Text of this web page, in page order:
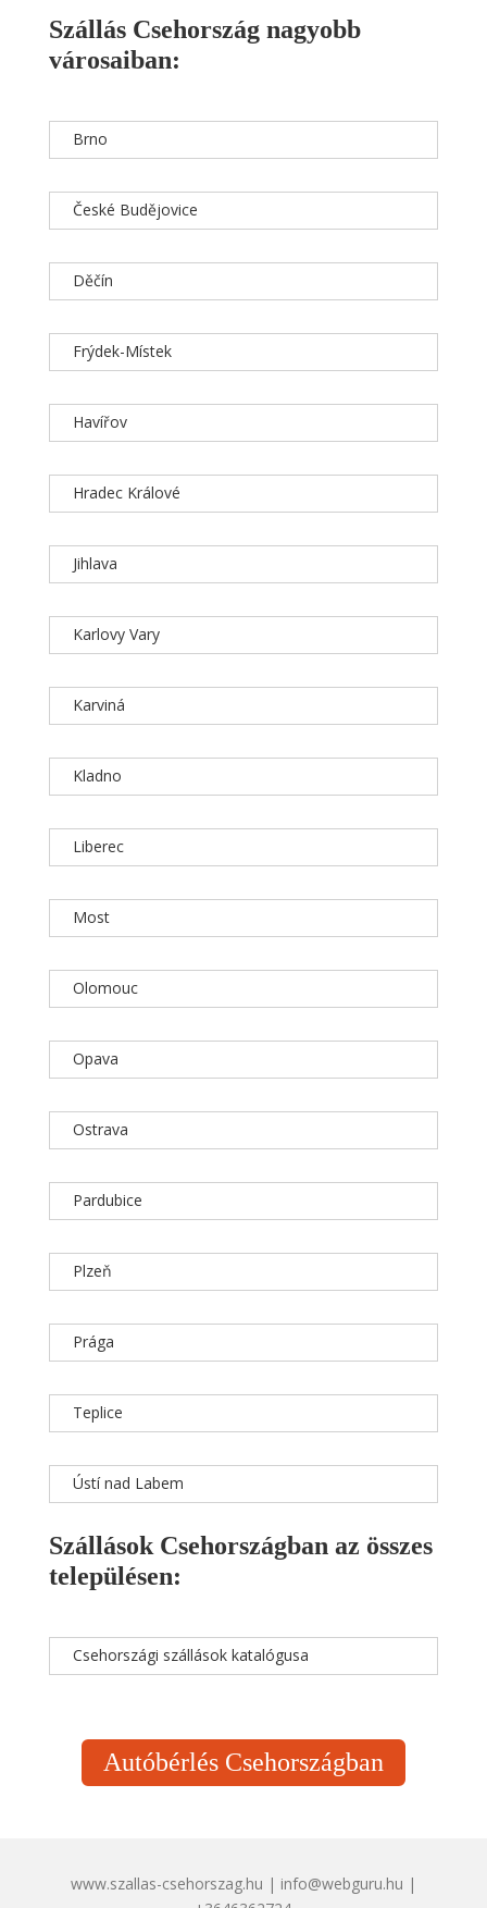
Szállás Csehország nagyobb
városaiban:
Brno
České Budějovice
Děčín
Frýdek-Místek
Havířov
Hradec Králové
Jihlava
Karlovy Vary
Karviná
Kladno
Liberec
Most
Olomouc
Opava
Ostrava
Pardubice
Plzeň
Prága
Teplice
Ústí nad Labem
Szállások Csehországban az összes
településen:
Csehországi szállások katalógusa
Autóbérlés Csehországban
www.szallas-csehorszag.hu | info@webguru.hu |